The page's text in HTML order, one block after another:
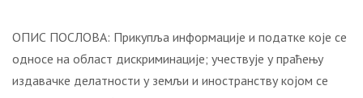
ОПИС ПОСЛОВА: Прикупља информације и податке које се
односе на област дискриминације; учествује у праћењу
издавачке делатности у земљи и иностранству којом се